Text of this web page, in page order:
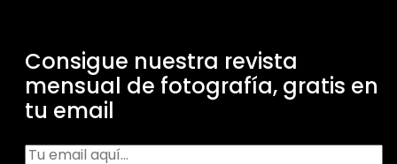
Consigue nuestra revista
mensual de fotografía, gratis en
tu email